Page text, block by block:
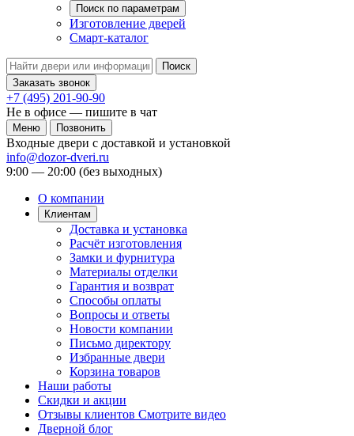
Поиск по параметрам
Изготовление дверей
Смарт-каталог
Поиск
Заказать звонок
+7 (495) 201-90-90
Не в офисе — пишите в чат
Меню Позвонить
Входные двери с доставкой и установкой
info@dozor-dveri.ru
9:00 — 20:00 (без выходных)
О компании
Клиентам
Доставка и установка
Расчёт изготовления
Замки и фурнитура
Материалы отделки
Гарантия и возврат
Способы оплаты
Вопросы и ответы
Новости компании
Письмо директору
Избранные двери
Корзина товаров
Наши работы
Скидки и акции
Отзывы клиентов Смотрите видео
Дверной блог